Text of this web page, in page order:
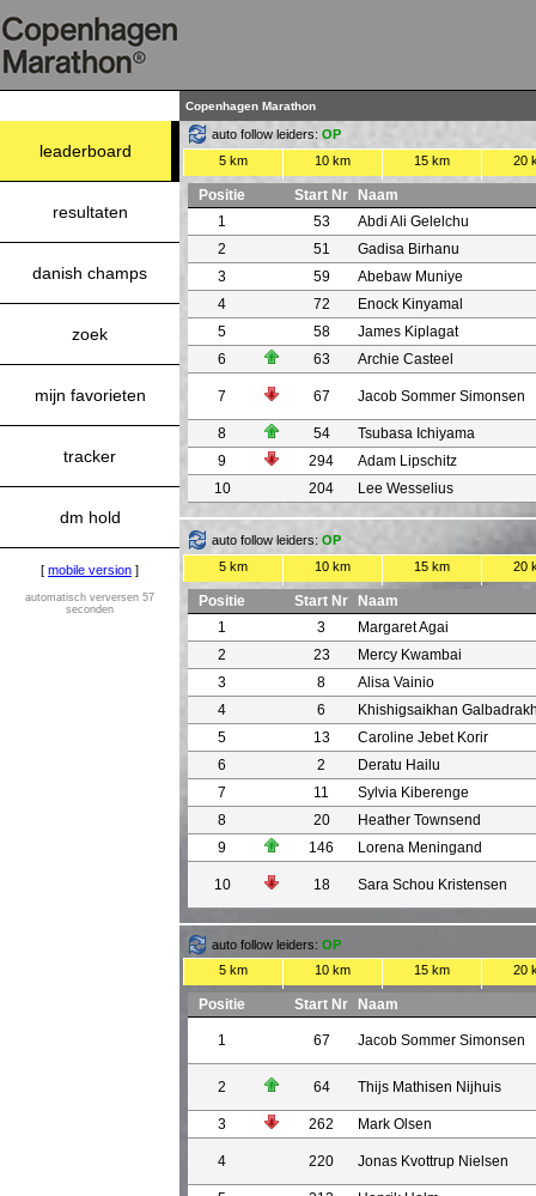
Copenhagen Marathon
leaderboard
resultaten
danish champs
zoek
mijn favorieten
tracker
dm hold
[ mobile version ]
automatisch verversen 57
seconden
auto follow leiders: OP
5 km
10 km 15 km 20
Positie Start Nr
Naam
1
53
Abdi Ali Gelelchu
2
51
Gadisa Birhanu
3
59
Abebaw Muniye
4
72
Enock Kinyamal
5
58
James Kiplagat
6
63 Archie Casteel
7 67 Jacob Sommer Simonsen
8 54
Tsubasa Ichiyama
9
294
Adam Lipschitz
10
204 Lee Wesselius
auto follow leiders: OP
5 km
10 km 15 km 20
Positie Start Nr
Naam
1
3
Margaret Agai
2
23
Mercy Kwambai
3
8
Alisa Vainio
4
6
Khishigsaikhan
5
13
Caroline Jebet Korir
6
2
Deratu Hailu
7
11
Sylvia Kiberenge
8
20
Heather Townsend
9
146 Lorena Meningand
10 18 Sara Schou Kristensen
auto follow leiders: OP
5 km
10 km 15 km 20
Positie Start Nr Naam
1 67 Jacob Sommer Simonsen
2 64 Thijs Mathisen Nijhuis
3 262 Mark Olsen
4 220 Jonas Kvottrup Nielsen